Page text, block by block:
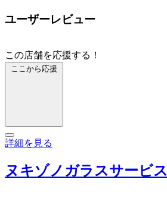
ユーザーレビュー
この店舗を応援する！
ここから応援
詳細を見る
ヌキゾノガラスサービス